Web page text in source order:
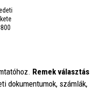
Remek választás
dokumentumok, számlák,